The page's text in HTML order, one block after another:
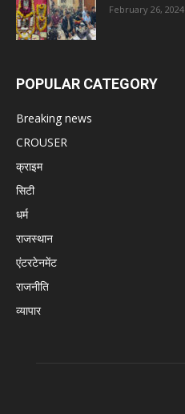
February 26, 2024
POPULAR CATEGORY
Breaking news
CROUSER
क्राइम
सिटी
धर्म
राजस्थान
एंटरटेनमेंट
राजनीति
व्यापार